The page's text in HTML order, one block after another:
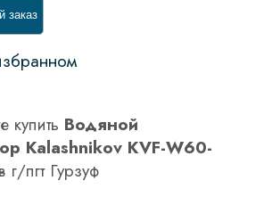
заказ
купить Водяной
Kalashnikov KVF-W60-
г/пгт Гурзуф